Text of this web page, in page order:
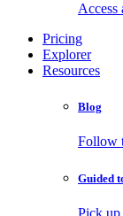
Access
Pricing
Explorer
Resources
Blog
Follow
Guided
Pick up